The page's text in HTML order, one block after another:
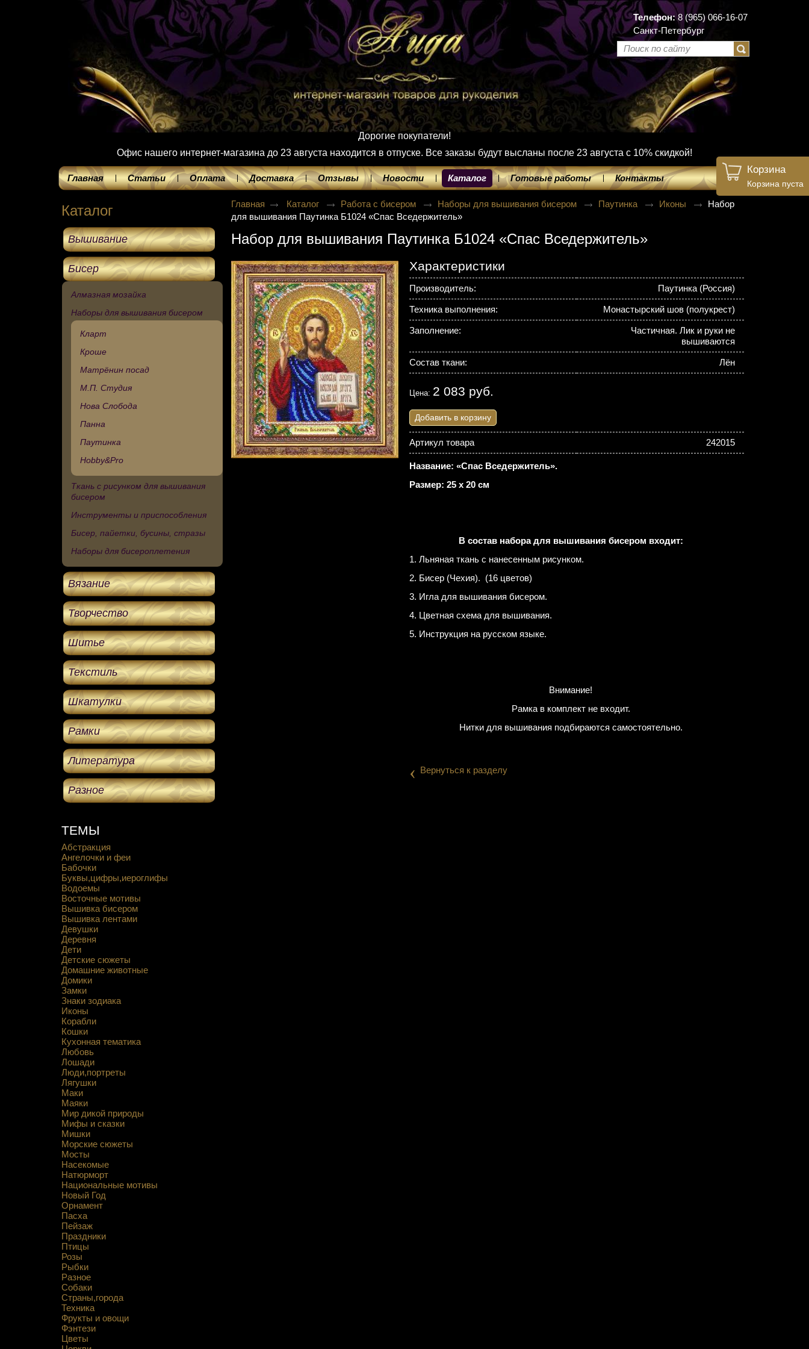
Телефон:8 (965) 066-16-07
Санкт-Петербург
Дорогие покупатели!
Офис нашего интернет-магазина до 23 августа находится в отпуске. Все заказы будут высланы после 23 августа с 10% скидкой!
Главная Статьи Оплата Доставка Отзывы Новости Каталог Готовые работы Контакты
Каталог
Вышивание
Бисер
Алмазная мозайка
Наборы для вышивания бисером
Кларт
Кроше
Матрёнин посад
М.П. Студия
Нова Слобода
Панна
Паутинка
Hobby&Pro
Ткань с рисунком для вышивания
бисером
Инструменты и приспособления
Бисер, пайетки, бусины, стразы
Наборы для бисероплетения
Вязание
Творчество
Шитье
Текстиль
Шкатулки
Рамки
Литература
Разное
Корзина
Корзина пуста
ТЕМЫ
Абстракция
Ангелочки и феи
Бабочки
Буквы,цифры,иероглифы
Водоемы
Восточные мотивы
Вышивка бисером
Вышивка лентами
Девушки
Деревня
Дети
Детские сюжеты
Домашние животные
Домики
Замки
Знаки зодиака
Иконы
Корабли
Кошки
Кухонная тематика
Любовь
Лошади
Люди,портреты
Лягушки
Маки
Маяки
Мир дикой природы
Мифы и сказки
Мишки
Морские сюжеты
Мосты
Насекомые
Натюрморт
Национальные мотивы
Новый Год
Орнамент
Пасха
Пейзаж
Праздники
Птицы
Розы
Рыбки
Разное
Собаки
Страны,города
Техника
Фрукты и овощи
Фэнтези
Цветы
Главная Каталог Работа с бисером Наборы для вышивания бисером Паутинка Иконы
Набор
для вышивания Паутинка Б1024 «Спас Вседержитель»
Набор для вышивания Паутинка Б1024 «Спас Вседержитель»
Характеристики
Производитель: Паутинка (Россия)
Техника выполнения: Монастырский шов (полукрест)
Заполнение:
Частичная. Лик и руки не
вышиваются
Состав ткани: Лён
Цена: 2 083 руб.
Добавить в корзину
Артикул товара 242015
Название: «Спас Вседержитель».
Размер: 25 х 20 см
В состав набора для вышивания бисером входит:
1. Льняная ткань с нанесенным рисунком.
2. Бисер (Чехия). (16 цветов)
3. Игла для вышивания бисером.
4. Цветная схема для вышивания.
5. Инструкция на русском языке.
Внимание!
Рамка в комплект не входит.
Нитки для вышивания подбираются самостоятельно.
‹ Вернуться к разделу